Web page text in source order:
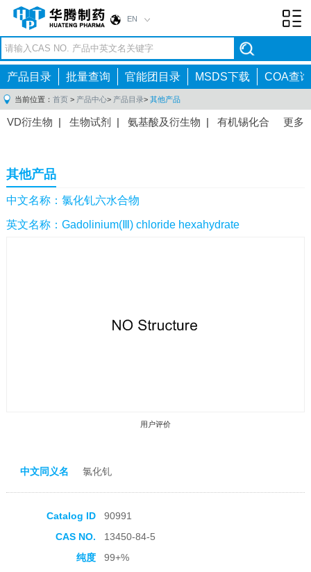
EN
产品目录 批量查询 官能团目录 MSDS下载 COA查询
当前位置： 首页 > 产品中心> 产品目录> 其他产品
更多
VD衍生物 | 生物试剂 | 氨基酸及衍生物 | 有机锡化合
间体|抗高血压药物中间体
感染药物中间体
体 |抗精神病药物中间体 |
药中间体|其他原料药中间体|
其他产品
中文名称：氯化钆六水合物
英文名称：Gadolinium(Ⅲ) chloride hexahydrate
用户评价
中文同义名 氯化钆
Catalog ID
90991
CAS NO.
13450-84-5
纯度
99+%